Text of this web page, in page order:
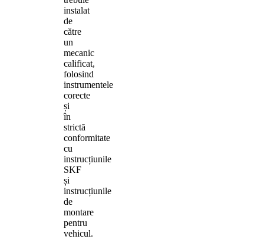
instalat
de
către
un
mecanic
calificat,
folosind
instrumentele
corecte
și
în
strictă
conformitate
cu
instrucțiunile
SKF
și
instrucțiunile
de
montare
pentru
vehicul.